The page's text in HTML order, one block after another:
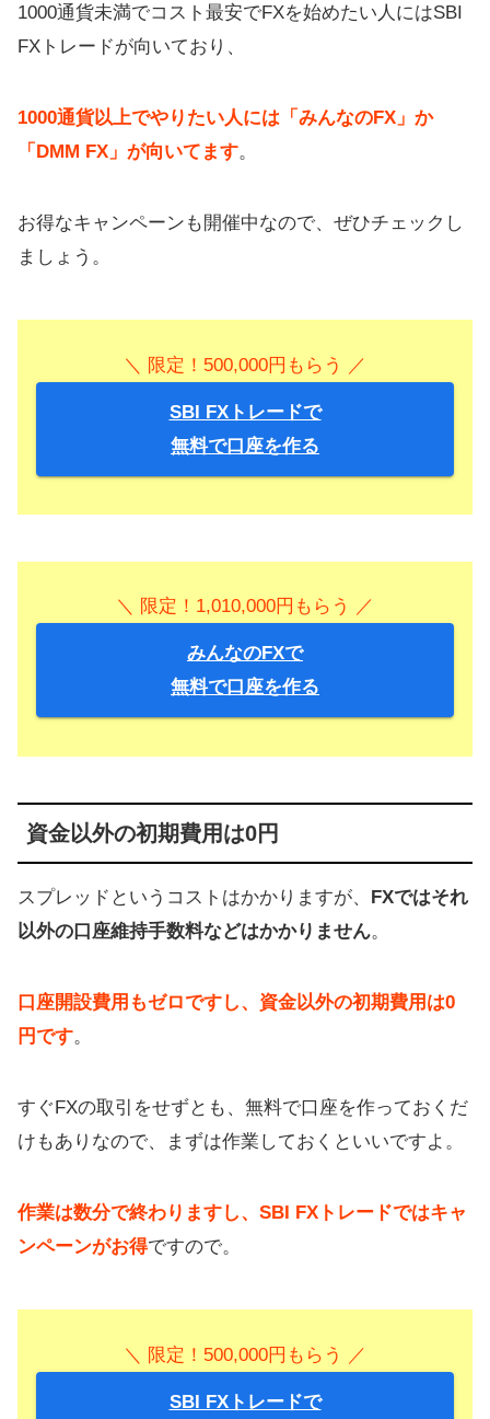
1000通貨未満でコスト最安でFXを始めたい人にはSBI
FXトレードが向いており、
1000通貨以上でやりたい人には「みんなのFX」か
「DMM FX」が向いてます。
お得なキャンペーンも開催中なので、ぜひチェックし
ましょう。
＼ 限定！500,000円もらう ／
SBI FXトレードで
無料で口座を作る
＼ 限定！1,010,000円もらう ／
みんなのFXで
無料で口座を作る
資金以外の初期費用は0円
スプレッドというコストはかかりますが、 FXではそれ
以外の口座維持手数料などはかかりません。
口座開設費用もゼロですし、資金以外の初期費用は0
円です。
すぐFXの取引をせずとも、無料で口座を作っておくだ
けもありなので、まずは作業しておくといいですよ。
作業は数分で終わりますし、SBI FXトレードではキャ
ンペーンがお得ですので。
＼ 限定！500,000円もらう ／
SBI FXトレードで